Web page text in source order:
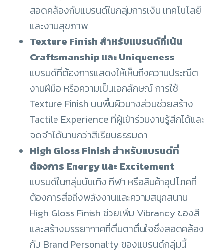
สอดคล้องกับแบรนด์ในกลุ่มการเงิน เทคโนโลยี
และงานสุขภาพ
Texture Finish สำหรับแบรนด์ที่เน้น
Craftsmanship และ Uniqueness
แบรนด์ที่ต้องการแสดงให้เห็นถึงความประณีต
งานฝีมือ หรือความเป็นเอกลักษณ์ การใช้
Texture Finish บนพื้นผิวบางส่วนช่วยสร้าง
Tactile Experience ที่ผู้เข้าร่วมงานรู้สึกได้และ
จดจำได้นานกว่าสีเรียบธรรมดา
High Gloss Finish สำหรับแบรนด์ที่
ต้องการ Energy และ Excitement
แบรนด์ในกลุ่มบันเทิง กีฬา หรือสินค้าอุปโภคที่
ต้องการสื่อถึงพลังงานและความสนุกสนาน
High Gloss Finish ช่วยเพิ่ม Vibrancy ของสี
และสร้างบรรยากาศที่ตื่นตาตื่นใจซึ่งสอดคล้อง
กับ Brand Personality ของแบรนด์กลุ่มนี้